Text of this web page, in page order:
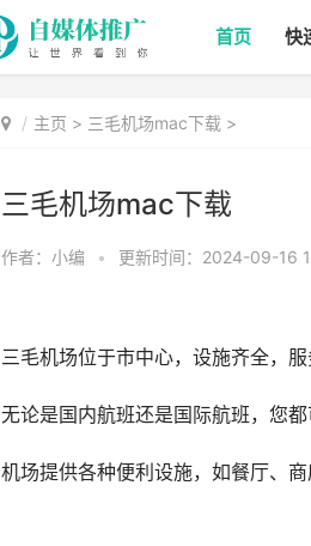
首页 快
主页 > 三毛机场mac下载 >
三毛机场mac下载
作者：小编 • 更新时间：2024-09-16
三毛机场位于市中心，设施齐全，服
无论是国内航班还是国际航班，您都
机场提供各种便利设施，如餐厅、